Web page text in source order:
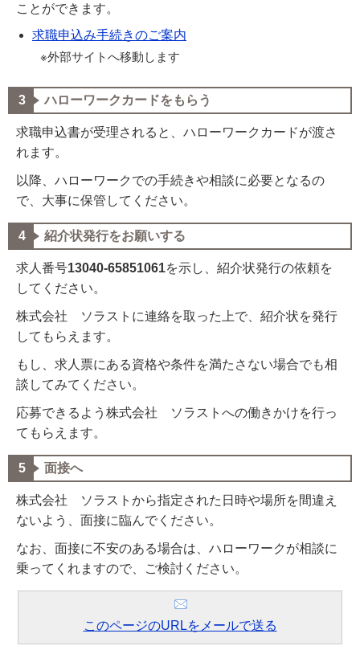
ことができます。
求職申込み手続きのご案内
※外部サイトへ移動します
ハローワークカードをもらう
求職申込書が受理されると、ハローワークカードが渡さ
れます。
以降、ハローワークでの手続きや相談に必要となるの
で、大事に保管してください。
紹介状発行をお願いする
求人番号13040-65851061を示し、紹介状発行の依頼を
してください。
株式会社 ソラストに連絡を取った上で、紹介状を発行
してもらえます。
もし、求人票にある資格や条件を満たさない場合でも相
談してみてください。
応募できるよう株式会社 ソラストへの働きかけを行っ
てもらえます。
面接へ
株式会社 ソラストから指定された日時や場所を間違え
ないよう、面接に臨んでください。
なお、面接に不安のある場合は、ハローワークが相談に
乗ってくれますので、ご検討ください。
このページのURLをメールで送る